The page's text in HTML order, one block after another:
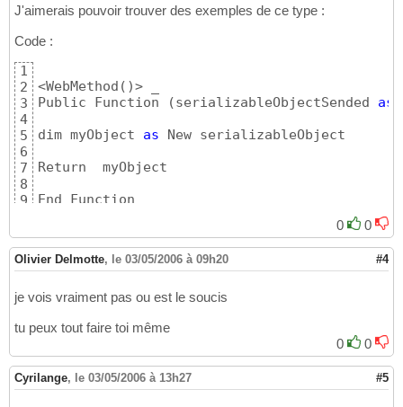
J'aimerais pouvoir trouver des exemples de ce type :
Code :
1
2
3
4
5
6
7
8
9
<WebMethod ( )> _
Public Function
(serializableObjectSended as
dim myObject as New serializableObject
Return  myObject
End Function
0 0
Olivier Delmotte, le 03/05/2006 à 09h20 #4
je vois vraiment pas ou est le soucis
tu peux tout faire toi même
0
0
Cyrilange, le 03/05/2006 à 13h27 #5